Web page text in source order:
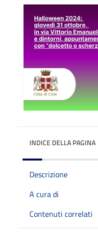
INDICE DELLA PAGINA
Descrizione
A cura di
Contenuti correlati